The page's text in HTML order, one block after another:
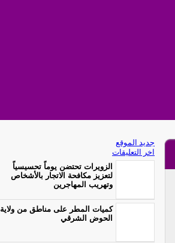
جديد الموقع
اخر التعليقات
الزويرات تحتضن يوماً تحسيسياً
لتعزيز مكافحة الاتجار بالأشخاص
وتهريب المهاجرين
كميات المطر على مناطق من ولاية
الحوض الشرقي